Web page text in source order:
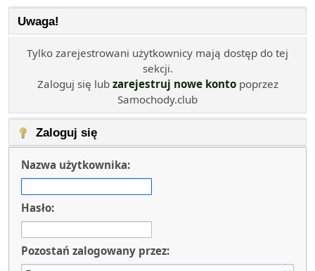
Uwaga!
Tylko zarejestrowani użytkownicy mają dostęp do tej
sekcji.
Zaloguj się lub zarejestruj nowe kontopoprzez
Samochody.club
Zaloguj się
Nazwa użytkownika:
Hasło:
Pozostań zalogowany przez: